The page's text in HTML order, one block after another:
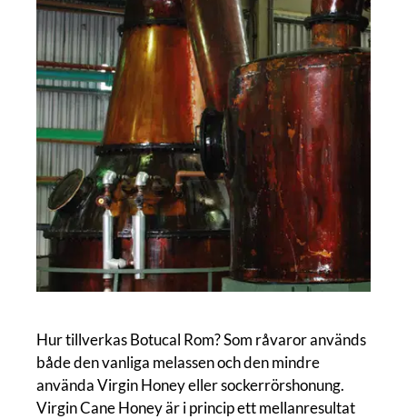
Hur tillverkas Botucal Rom? Som råvaror används
både den vanliga melassen och den mindre
använda Virgin Honey eller sockerrörshonung.
Virgin Cane Honey är i princip ett mellanresultat